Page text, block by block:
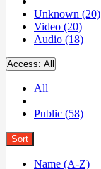
Unknown (20)
Video (20)
Audio (18)
Access: All
All
Public (58)
Sort
Name (A-Z)